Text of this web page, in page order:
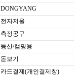
DONGYANG
전자저울
측정공구
등산/캠핑용
돋보기
카드결제(개인결제창)